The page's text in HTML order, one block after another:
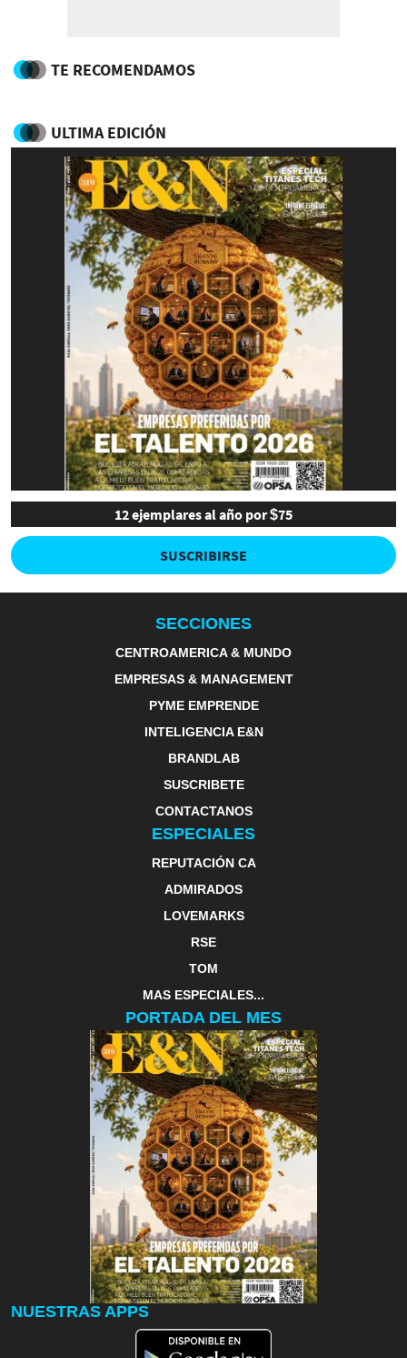
TE RECOMENDAMOS
ULTIMA EDICIÓN
12 ejemplares al año por $75
SUSCRIBIRSE
SECCIONES
CENTROAMERICA & MUNDO
EMPRESAS & MANAGEMENT
PYME EMPRENDE
INTELIGENCIA E&N
BRANDLAB
SUSCRIBETE
CONTACTANOS
ESPECIALES
REPUTACIÓN CA
ADMIRADOS
LOVEMARKS
RSE
TOM
MAS ESPECIALES...
PORTADA DEL MES
NUESTRAS APPS